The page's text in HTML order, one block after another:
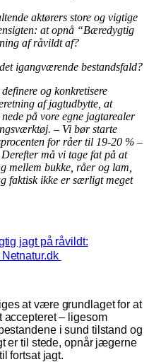
aktørers store og vigtige
at opnå “Bæredygtig
af råvildt af?
igangværende bestandsfald?
og konkretisere
af jagtudbytte, at
på vore egne jagtarealer
– Vi bør starte
for råer til 19-20 % –
må vi tage fat på at
mellem bukke, råer og lam,
faktisk ikke er særligt meget
jagt på råvildt:
at være grundlaget for at
– ligesom
i sund tilstand og
er til stede, opnår jægerne
fortsat jagt.